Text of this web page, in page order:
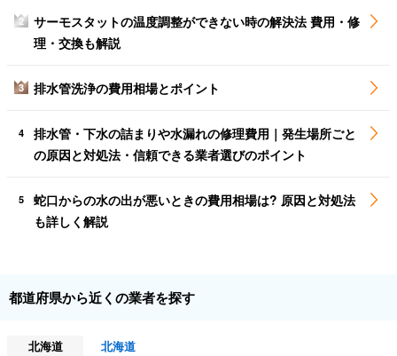
2
サーモスタットの温度調整ができない時の解決法 費用・修
理・交換も解説
3 排水管洗浄の費用相場とポイント
4
排水管・下水の詰まりや水漏れの修理費用｜発生場所ごと
の原因と対処法・信頼できる業者選びのポイント
5
蛇口からの水の出が悪いときの費用相場は? 原因と対処法
も詳しく解説
都道府県から近くの業者を探す
北海道
北海道